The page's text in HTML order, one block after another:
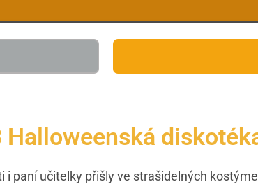
Halloweenská
paní učitelky přišly ve strašidelných